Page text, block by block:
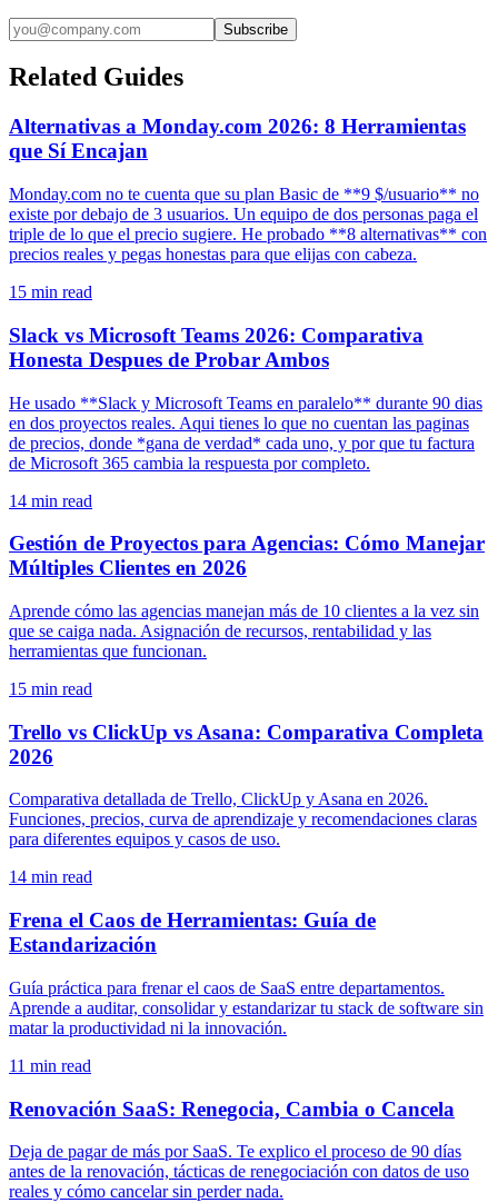
Subscribe
Related Guides
Alternativas a Monday.com 2026: 8 Herramientas
que Sí Encajan
Monday.com no te cuenta que su plan Basic de **9 $/usuario** no
existe por debajo de 3 usuarios. Un equipo de dos personas paga el
triple de lo que el precio sugiere. He probado **8 alternativas** con
precios reales y pegas honestas para que elijas con cabeza.
15 min read
Slack vs Microsoft Teams 2026: Comparativa
Honesta Despues de Probar Ambos
He usado **Slack y Microsoft Teams en paralelo** durante 90 dias
en dos proyectos reales. Aqui tienes lo que no cuentan las paginas
de precios, donde *gana de verdad* cada uno, y por que tu factura
de Microsoft 365 cambia la respuesta por completo.
14 min read
Gestión de Proyectos para Agencias: Cómo Manejar
Múltiples Clientes en 2026
Aprende cómo las agencias manejan más de 10 clientes a la vez sin
que se caiga nada. Asignación de recursos, rentabilidad y las
herramientas que funcionan.
15 min read
Trello vs ClickUp vs Asana: Comparativa Completa
2026
Comparativa detallada de Trello, ClickUp y Asana en 2026.
Funciones, precios, curva de aprendizaje y recomendaciones claras
para diferentes equipos y casos de uso.
14 min read
Frena el Caos de Herramientas: Guía de
Estandarización
Guía práctica para frenar el caos de SaaS entre departamentos.
Aprende a auditar, consolidar y estandarizar tu stack de software sin
matar la productividad ni la innovación.
11 min read
Renovación SaaS: Renegocia, Cambia o Cancela
Deja de pagar de más por SaaS. Te explico el proceso de 90 días
antes de la renovación, tácticas de renegociación con datos de uso
reales y cómo cancelar sin perder nada.